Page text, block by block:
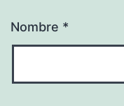
Nombre *